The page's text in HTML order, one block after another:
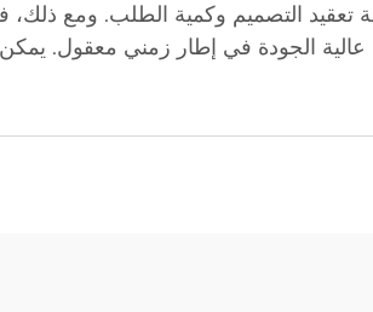
التصميم وكمية الطلب. ومع ذلك،
الجودة في إطار زمني معقول. يمكن